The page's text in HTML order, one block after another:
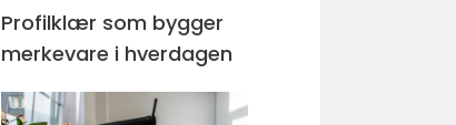
Profilklær som bygger
merkevare i hverdagen